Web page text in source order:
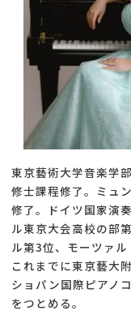
東京藝術大学音楽学
修士課程修了。ミュ
修了。ドイツ国家演
ル東京大会高校の部
ル第3位、モーツァ
これまでに東京藝大
ショパン国際ピアノ
をつとめる。